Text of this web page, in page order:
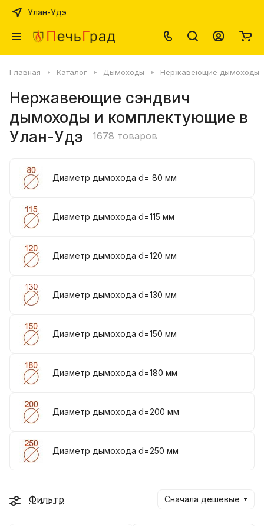
Улан-Удэ
Главная Каталог Дымоходы Нержавеющие дымоходы
Нержавеющие сэндвич
дымоходы и комплектующие в
Улан-Удэ
1678 товаров
Диаметр дымохода d= 80 мм
Диаметр дымохода d=115 мм
Диаметр дымохода d=120 мм
Диаметр дымохода d=130 мм
Диаметр дымохода d=150 мм
Диаметр дымохода d=180 мм
Диаметр дымохода d=200 мм
Диаметр дымохода d=250 мм
Фильтр Сначала дешевые